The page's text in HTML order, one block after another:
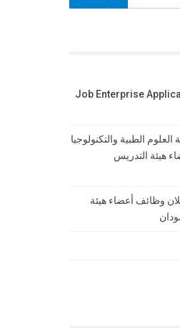
Job Enterprise
الطبية والتكنولوجيا
لأعضاء هيئة التدريس
جامعة الجزيرة 2026 | إعلان وظائف أعضاء هيئة